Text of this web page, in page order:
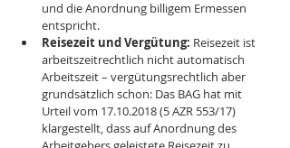
und die Anordnung billigem Ermessen
entspricht.
Reisezeit und Vergütung: Reisezeit ist
arbeitszeitrechtlich nicht automatisch
Arbeitszeit – vergütungsrechtlich aber
grundsätzlich schon: Das BAG hat mit
Urteil vom 17.10.2018 (5 AZR 553/17)
klargestellt, dass auf Anordnung des